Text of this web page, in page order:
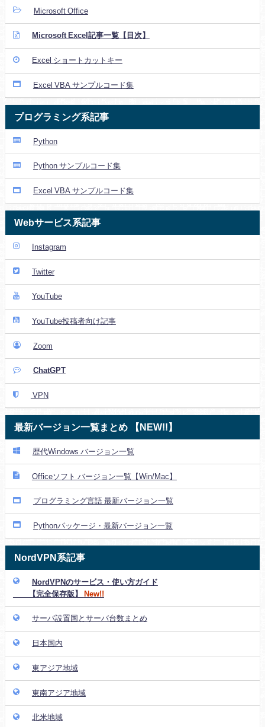
Microsoft Office
Microsoft Excel記事一覧【目次】
Excel ショートカットキー
Excel VBA サンプルコード集
プログラミング系記事
Python
Python サンプルコード集
Excel VBA サンプルコード集
Webサービス系記事
Instagram
Twitter
YouTube
YouTube投稿者向け記事
Zoom
ChatGPT
VPN
最新バージョン一覧まとめ 【NEW!!】
歴代Windows バージョン一覧
Officeソフト バージョン一覧【Win/Mac】
プログラミング言語 最新バージョン一覧
Pythonパッケージ・最新バージョン一覧
NordVPN系記事
NordVPNのサービス・使い方ガイド
【完全保存版】
New!!
サーバ設置国とサーバ台数まとめ
日本国内
東アジア地域
東南アジア地域
北米地域